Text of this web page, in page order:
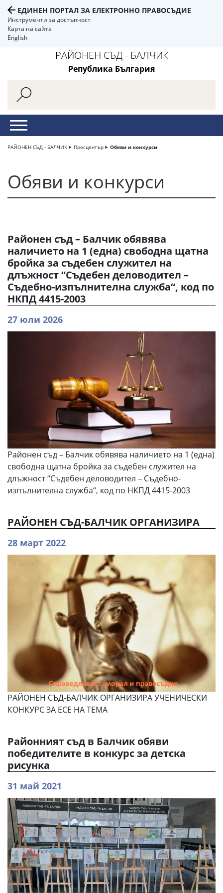
ЕДИНЕН ПОРТАЛ ЗА ЕЛЕКТРОННО ПРАВОСЪДИЕ
Инструменти за достъпност
Карта на сайта
English
РАЙОНЕН СЪД - БАЛЧИК
Република България
РАЙОНЕН СЪД - БАЛЧИК Пресцентър Обяви и конкурси
Обяви и конкурси
Районен съд – Балчик обявява
наличието на 1 (една) свободна щатна
бройка за съдебен служител на
длъжност “Съдебен деловодител –
Съдебно-изпълнителна служба“, код по
НКПД 4415-2003
27 юли 2026
Районен съд – Балчик обявява наличието на 1 (една)
свободна щатна бройка за съдебен служител на
длъжност “Съдебен деловодител – Съдебно-
изпълнителна служба“, код по НКПД 4415-2003
РАЙОНЕН СЪД-БАЛЧИК ОРГАНИЗИРА
28 март 2022
РАЙОНЕН СЪД-БАЛЧИК ОРГАНИЗИРА УЧЕНИЧЕСКИ
КОНКУРС ЗА ЕСЕ НА ТЕМА
Районният съд в Балчик обяви
победителите в конкурс за детска
рисунка
31 май 2021